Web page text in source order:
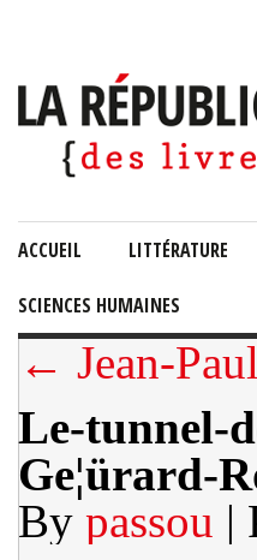
ACCUEIL LITTÉRATURE
SCIENCES HUMAINES
← Jean-
Le-tunnel-
Ge¦ürard-
By passou |